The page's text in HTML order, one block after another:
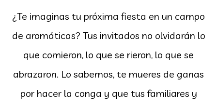
¿Te imaginas tu próxima fiesta en un campo
de aromáticas? Tus invitados no olvidarán lo
que comieron, lo que se rieron, lo que se
abrazaron. Lo sabemos, te mueres de ganas
por hacer la conga y que tus familiares y